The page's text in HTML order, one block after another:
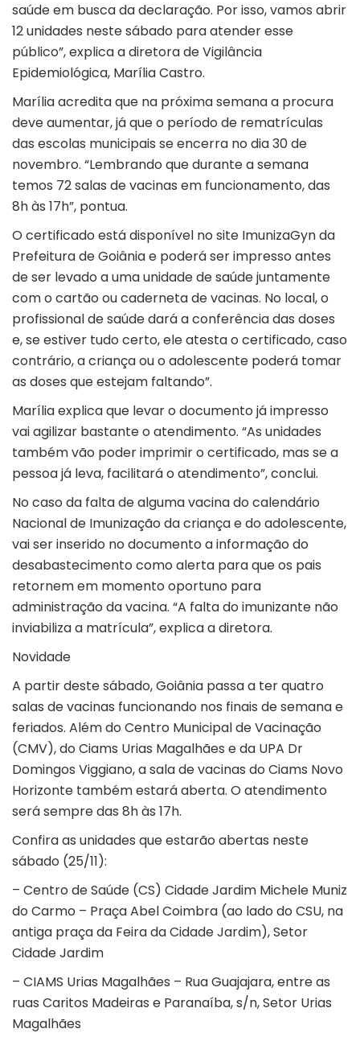
saúde em busca da declaração. Por isso, vamos abrir
12 unidades neste sábado para atender esse
público”, explica a diretora de Vigilância
Epidemiológica, Marília Castro.
Marília acredita que na próxima semana a procura
deve aumentar, já que o período de rematrículas
das escolas municipais se encerra no dia 30 de
novembro. “Lembrando que durante a semana
temos 72 salas de vacinas em funcionamento, das
8h às 17h”, pontua.
O certificado está disponível no site ImunizaGyn da
Prefeitura de Goiânia e poderá ser impresso antes
de ser levado a uma unidade de saúde juntamente
com o cartão ou caderneta de vacinas. No local, o
profissional de saúde dará a conferência das doses
e, se estiver tudo certo, ele atesta o certificado, caso
contrário, a criança ou o adolescente poderá tomar
as doses que estejam faltando”.
Marília explica que levar o documento já impresso
vai agilizar bastante o atendimento. “As unidades
também vão poder imprimir o certificado, mas se a
pessoa já leva, facilitará o atendimento”, conclui.
No caso da falta de alguma vacina do calendário
Nacional de Imunização da criança e do adolescente,
vai ser inserido no documento a informação do
desabastecimento como alerta para que os pais
retornem em momento oportuno para
administração da vacina. “A falta do imunizante não
inviabiliza a matrícula”, explica a diretora.
Novidade
A partir deste sábado, Goiânia passa a ter quatro
salas de vacinas funcionando nos finais de semana e
feriados. Além do Centro Municipal de Vacinação
(CMV), do Ciams Urias Magalhães e da UPA Dr
Domingos Viggiano, a sala de vacinas do Ciams Novo
Horizonte também estará aberta. O atendimento
será sempre das 8h às 17h.
Confira as unidades que estarão abertas neste
sábado (25/11):
– Centro de Saúde (CS) Cidade Jardim Michele Muniz
do Carmo – Praça Abel Coimbra (ao lado do CSU, na
antiga praça da Feira da Cidade Jardim), Setor
Cidade Jardim
– CIAMS Urias Magalhães – Rua Guajajara, entre as
ruas Caritos Madeiras e Paranaíba, s/n, Setor Urias
Magalhães